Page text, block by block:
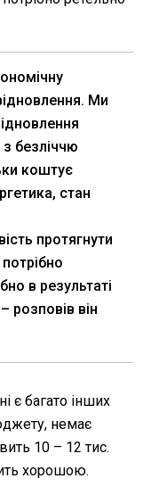
Ми
безліччю
коштує
стан
протягнути
в результаті
розповів він
є багато інших
немає
10 – 12 тис.
хорошою.